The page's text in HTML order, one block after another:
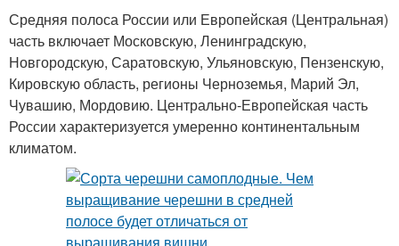
Средняя полоса России или Европейская (Центральная)
часть включает Московскую, Ленинградскую,
Новгородскую, Саратовскую, Ульяновскую, Пензенскую,
Кировскую область, регионы Черноземья, Марий Эл,
Чувашию, Мордовию. Центрально-Европейская часть
России характеризуется умеренно континентальным
климатом.